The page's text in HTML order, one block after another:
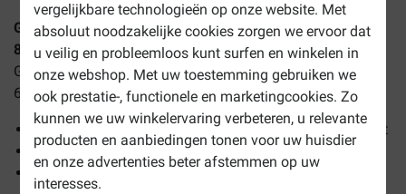
vergelijkbare technologieën op onze website. Met
absoluut noodzakelijke cookies zorgen we ervoor dat
u veilig en probleemloos kunt surfen en winkelen in
onze webshop. Met uw toestemming gebruiken we
ook prestatie-, functionele en marketingcookies. Zo
kunnen we uw winkelervaring verbeteren, u relevante
producten en aanbiedingen tonen voor uw huisdier
en onze advertenties beter afstemmen op uw
interesses.
Gourmet Gold mousse met tonijn, lever, kalkoen, rund
8x85gis een heerlijke mix van het smakelijke natvoer van
Gourmet! 8 blikjes per verpakking. U kunt dit product per
6x8 of 12x8 blikjes bestellen.
Hoogwaardig en volledig natvoer voor de volwassen kat
Met heerlijke tonijn/lever/kalkoen/rund
Handige blikjes